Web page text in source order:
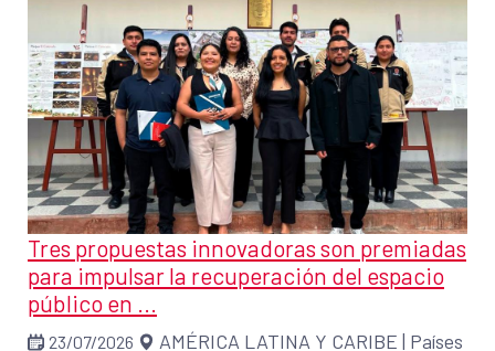
Tres propuestas innovadoras son premiadas
para impulsar la recuperación del espacio
público en ...
23/07/2026 AMÉRICA LATINA Y CARIBE | Países